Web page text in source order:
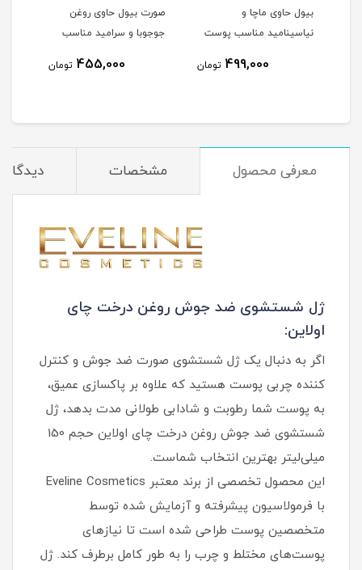
بیول حاوی ماچا و
نیاسینامید مناسب پوست
499,000 تومان
صورت بیول حاوی روغن
جوجوبا و سرامید مناسب
455,000 تومان
معرفی محصول مشخصات
ژل شستشوی ضد جوش روغن درخت چای
اولاین:
اگر به دنبال یک ژل شستشوی صورت ضد جوش و کنترل‌
کننده چربی پوست هستید که علاوه بر پاکسازی عمیق،
به پوست شما رطوبت و شادابی طولانی‌ مدت بدهد، ژل
شستشوی ضد جوش روغن درخت چای اولاین حجم 150
میلی‌لیتر بهترین انتخاب شماست.
این محصول تخصصی از برند معتبر Eveline Cosmetics
با فرمولاسیون پیشرفته و آزمایش‌ شده توسط
متخصصین پوست طراحی شده است تا نیازهای
پوست‌های مختلط و چرب را به طور کامل برطرف کند. ژل